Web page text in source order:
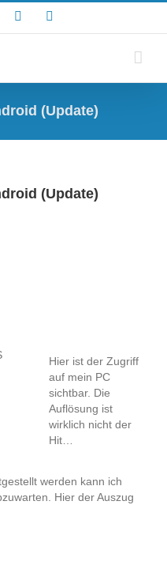
YouTube
(Update)
(Update)
Hier ist der Zugriff
auf mein PC
sichtbar. Die
Auflösung ist
wirklich nicht der
Hit…
werden kann ich
Hier der Auszug